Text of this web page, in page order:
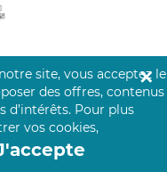
site, vous acceptez le
des offres, contenus
d’intérêts. Pour plus
vos cookies,
✕